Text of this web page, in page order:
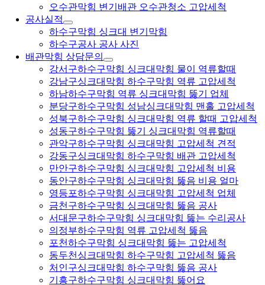
오수관막힘 변기배관 오수관청소 고압세척
공사실적
하수구막힘 싱크대 변기막힘
하수구공사 공사 사진
배관막힘 상담문의
강서구하수구막힘 싱크대막힘 물이 역류할때
강남구싱크대막힘 하수구막힘 역류 고압세척
하남하수구막힘 역류 싱크대막힘 뚫기 업체
분당구하수구막힘 성남싱크대막힘 맨홀 고압세척
성북구하수구막힘 싱크대막힘 역류 할때 고압세척
성동구하수구막힘 뚫기 싱크대막힘 역류할때
관악구하수구막힘 싱크대막힘 고압세척 견적
강동구싱크대막힘 하수구막힘 배관 고압세척
만안구하수구막힘 싱크대막힘 고압세척 비용
동안구하수구막힘 싱크대막힘 뚫음 비용 얼마
영등포하수구막힘 싱크대막힘 고압세척 업체
금천구하수구막힘 싱크대막힘 뚫음 공사
서대문구하수구막힘 싱크대막힘 뚫는 수리공사
의정부하수구막힘 역류 고압세척 뚫음
포천하수구막힘 싱크대막힘 뚫는 고압세척
동두천싱크대막힘 하수구막힘 고압세척 뚫음
처인구싱크대막힘 하수구막힘 뚫음 공사
기흥구하수구막힘 싱크대막힘 뚫어요